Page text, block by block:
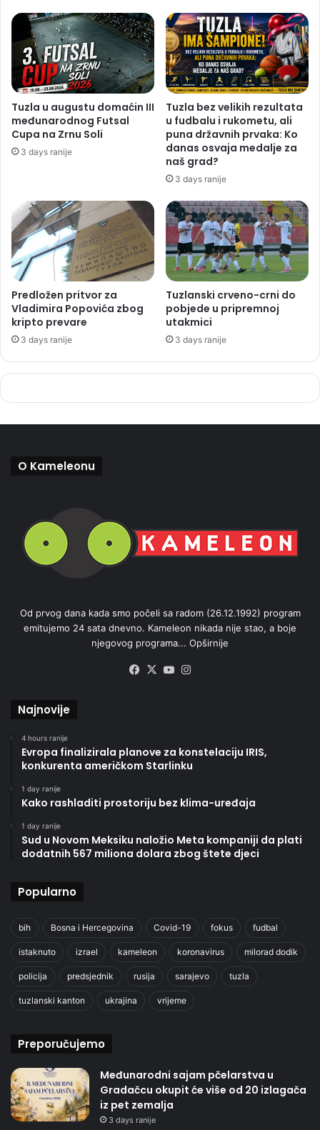
Tuzla u augustu domaćin III
međunarodnog Futsal
Cupa na Zrnu Soli
3 days ranije
Tuzla bez velikih rezultata
u fudbalu i rukometu, ali
puna državnih prvaka: Ko
danas osvaja medalje za
naš grad?
3 days ranije
Predložen pritvor za
Vladimira Popovića zbog
kripto prevare
3 days ranije
Tuzlanski crveno-crni do
pobjede u pripremnoj
utakmici
3 days ranije
O Kameleonu
Od prvog dana kada smo počeli sa radom (26.12.1992) program
emitujemo 24 sata dnevno. Kameleon nikada nije stao, a boje
njegovog programa... Opširnije
Facebook
X YouTube
Najnovije
4 hours ranije
Evropa finalizirala planove za konstelaciju IRIS,
konkurenta američkom Starlinku
1 day ranije
Kako rashladiti prostoriju bez klima-uređaja
1 day ranije
Sud u Novom Meksiku naložio Meta kompaniji da plati
dodatnih 567 miliona dolara zbog štete djeci
Popularno
bih Bosna i Hercegovina Covid-19 fokus fudbal
istaknuto izrael kameleon koronavirus milorad dodik
policija predsjednik rusija sarajevo tuzla
tuzlanski kanton ukrajina vrijeme
Preporučujemo
Međunarodni sajam pčelarstva u
Gradačcu okupit će više od 20 izlagača
iz pet zemalja
3 days ranije